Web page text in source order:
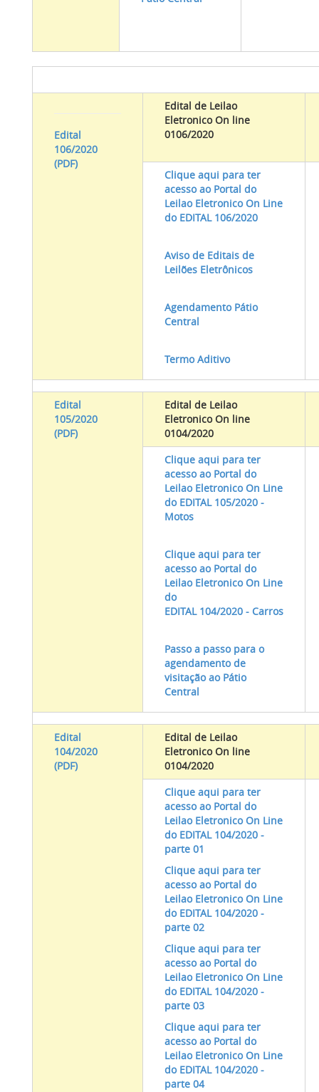
Edital
106/2020
(PDF)
Edital de Leilao
Eletronico On line
0106/2020
Clique aqui para ter
acesso ao Portal do
Leilao Eletronico On Line
do EDITAL 106/2020
Aviso de Editais de
Leilões Eletrônicos
Agendamento Pátio
Central
Termo Aditivo
Edital
105/2020
(PDF)
Edital de Leilao
Eletronico On line
0104/2020
Clique aqui para ter
acesso ao Portal do
Leilao Eletronico On Line
do EDITAL 105/2020 -
Motos
Clique aqui para ter
acesso ao Portal do
Leilao Eletronico On Line
do
EDITAL 104/2020 - Carros
Passo a passo para o
agendamento de
visitação ao Pátio
Central
Edital
104/2020
(PDF)
Edital de Leilao
Eletronico On line
0104/2020
Clique aqui para ter
acesso ao Portal do
Leilao Eletronico On Line
do EDITAL 104/2020 -
parte 01
Clique aqui para ter
acesso ao Portal do
Leilao Eletronico On Line
do EDITAL 104/2020 -
parte 02
Clique aqui para ter
acesso ao Portal do
Leilao Eletronico On Line
do EDITAL 104/2020 -
parte 03
Clique aqui para ter
acesso ao Portal do
Leilao Eletronico On Line
do EDITAL 104/2020 -
parte 04